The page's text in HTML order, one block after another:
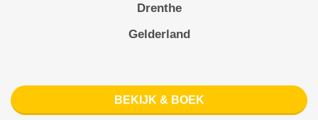
Drenthe
Gelderland
BEKIJK & BOEK